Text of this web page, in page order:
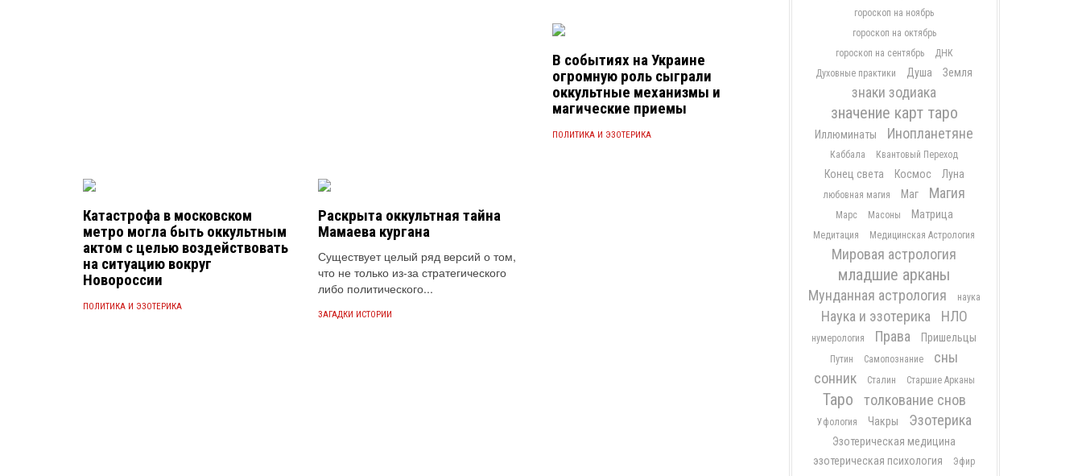
В событиях на Украине
огромную роль сыграли
оккультные механизмы и
магические приемы
ПОЛИТИКА И ЭЗОТЕРИКА
Катастрофа в московском
метро могла быть оккультным
актом с целью воздействовать
на ситуацию вокруг
Новороссии
ПОЛИТИКА И ЭЗОТЕРИКА
Раскрыта оккультная тайна
Мамаева кургана
Существует целый ряд версий о том,
что не только из-за стратегического
либо политического...
ЗАГАДКИ ИСТОРИИ
гороскоп на ноябрь
гороскоп на октябрь
гороскоп на сентябрь
ДНК
Духовные практики
Душа Земля
знаки зодиака
значение карт таро
Иллюминаты Инопланетяне
Каббала Квантовый Переход
Конец света Космос Луна
любовная магия Маг Магия
Марс Масоны Матрица
Медитация Медицинская Астрология
Мировая астрология
младшие арканы
Мунданная астрология наука
Наука и эзотерика НЛО
нумерология Права Пришельцы
Путин Самопознание
сны
сонник
Сталин Старшие Арканы
Таро толкование снов
Уфология Чакры Эзотерика
Эзотерическая медицина
эзотерическая психология
Эфир